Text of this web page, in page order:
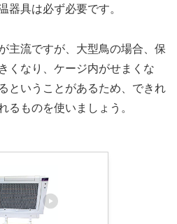
器具は必ず必要です。
主流ですが、大型鳥の場合、保
くなり、ケージ内がせまくな
ということがあるため、できれ
るものを使いましょう。